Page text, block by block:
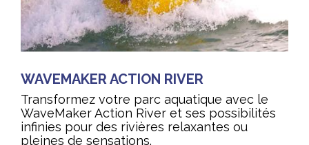
WAVEMAKER ACTION RIVER
Transformez votre parc aquatique avec le
WaveMaker Action River et ses possibilités
infinies pour des rivières relaxantes ou
pleines de sensations.